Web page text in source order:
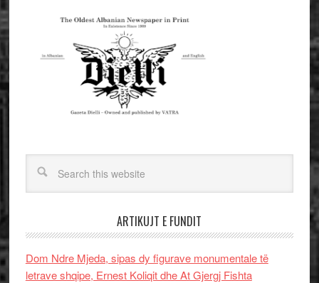
ARTIKUJT E FUNDIT
Dom Ndre Mjeda, sipas dy figurave monumentale të
letrave shqipe, Ernest Koliqit dhe At Gjergj Fishta